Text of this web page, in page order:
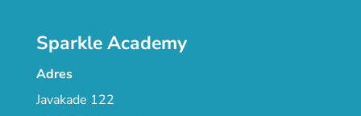
Sparkle Academy
Adres
Javakade 122